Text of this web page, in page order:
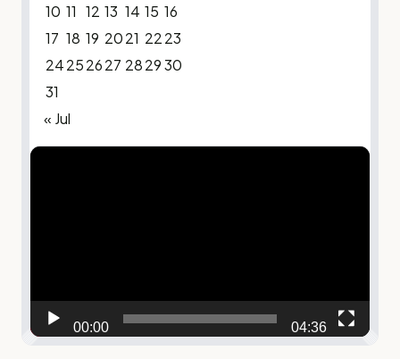
10 11 12 13 14 15 16
17 18 19 2021 2223
24252627 282930
31
« Jul
Video
00:00 04:36